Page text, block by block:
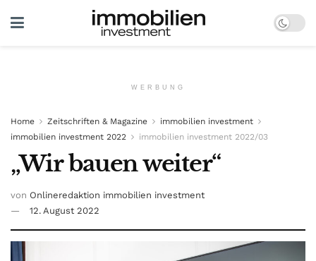
WERBUNG
Home Zeitschriften & Magazine
immobilien investment
immobilien investment 2022
immobilien investment 2022/03
„Wir bauen weiter“
von Onlineredaktion immobilien investment
12. August 2022